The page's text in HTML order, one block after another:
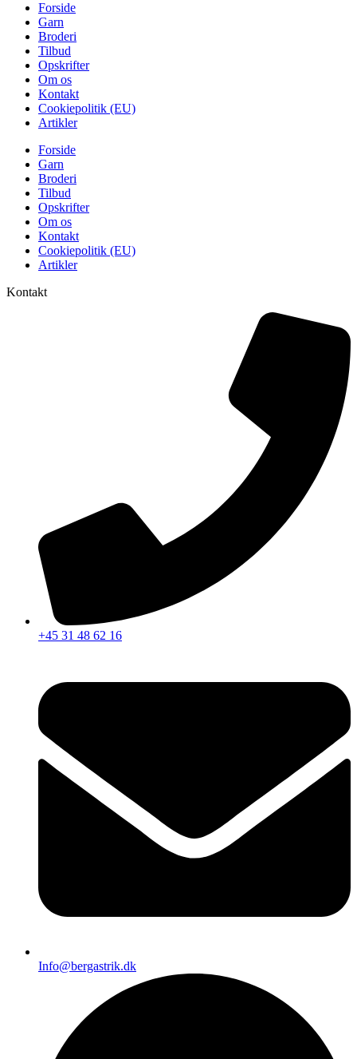
Forside
Garn
Broderi
Tilbud
Opskrifter
Om os
Kontakt
Cookiepolitik (EU)
Artikler
Forside
Garn
Broderi
Tilbud
Opskrifter
Om os
Kontakt
Cookiepolitik (EU)
Artikler
Kontakt
+45 31 48 62 16
Info@bergastrik.dk